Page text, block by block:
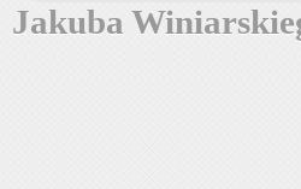
Jakuba